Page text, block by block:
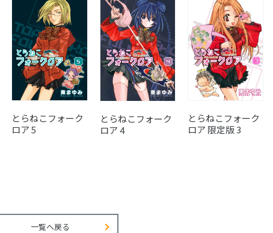
とらねこフォーク
ロア 5
とらねこフォーク
ロア 4
とらねこフォーク
ロア 限定版 3
一覧へ戻る